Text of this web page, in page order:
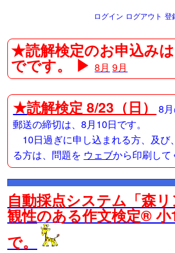
ログイン ログアウト 登
★読解検定のお申込み
でです。 ▶8月 9月
★読解検定 8/23（日）
8
郵送の締切は、8月10日です。
10日過ぎに申し込まれる方、及び
る方は、問題を ウェブから印刷して
自動採点システム「森
観性のある作文検定®
で。